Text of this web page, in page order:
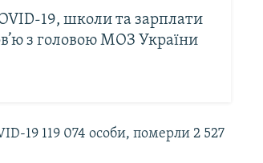
19, школи та зарплати
з головою МОЗ України
19 119 074 особи, померли 2 527